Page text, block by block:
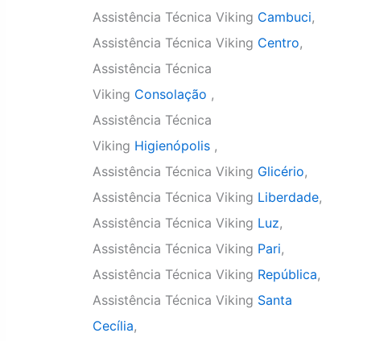
Assistência Técnica Viking Cambuci,
Assistência Técnica Viking Centro,
Assistência Técnica
Viking Consolação ,
Assistência Técnica
Viking Higienópolis ,
Assistência Técnica Viking Glicério,
Assistência Técnica Viking Liberdade,
Assistência Técnica Viking Luz,
Assistência Técnica Viking Pari,
Assistência Técnica Viking República,
Assistência Técnica Viking Santa
Cecília,